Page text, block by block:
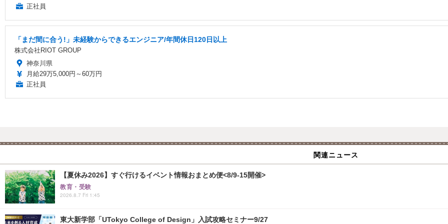
正社員
「まだ間に合う!」未経験からできるエンジニア/年間休日120日以上
株式会社RIOT GROUP
神奈川県
月給29万5,000円～60万円
正社員
関連ニュース
【夏休み2026】すぐ行けるイベント情報おまとめ便<8/9-15開催>
教育・受験
2026.8.7 Fri 1:45
東大新学部「UTokyo College of Design」入試攻略セミナー9/27